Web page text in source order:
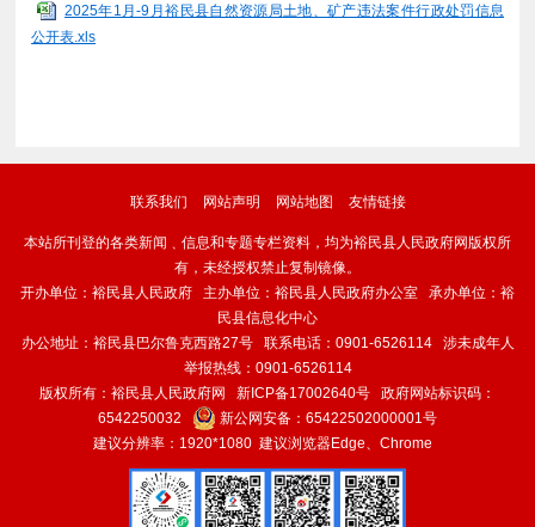
2025年1月-9月裕民县自然资源局土地、矿产违法案件行政处罚信息
公开表.xls
联系我们 网站声明 网站地图 友情链接
本站所刊登的各类新闻﹑信息和专题专栏资料，均为裕民县人民政府网版权所
有，未经授权禁止复制镜像。
开办单位：裕民县人民政府 主办单位：裕民县人民政府办公室 承办单位：裕
民县信息化中心
办公地址：裕民县巴尔鲁克西路27号 联系电话：0901-6526114 涉未成年人
举报热线：0901-6526114
版权所有：裕民县人民政府网 新ICP备17002640号 政府网站标识码：
6542250032
新公网安备： 65422502000001号
建议分辨率：1920*1080 建议浏览器Edge、Chrome